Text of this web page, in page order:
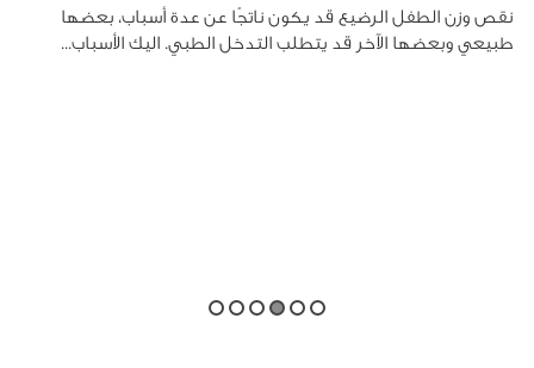
نقص وزن الطفل الرضيع قد يكون ناتجًا عن عدة أسباب، بعضها
طبيعي وبعضها الآخر قد يتطلب التدخل الطبي. اليك الأسباب...